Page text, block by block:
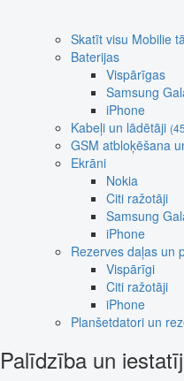
Skatīt visu Mobilie
Baterijas
Vispārīgas
Samsung
iPhone
Kabeļi un lādētāji
GSM atbloķēšana
Ekrāni
Nokia
Citi ražotāji
Samsung
iPhone
Rezerves daļas un
Vispārīgi
Citi ražotāji
iPhone
Planšetdatori un
Palīdzība un